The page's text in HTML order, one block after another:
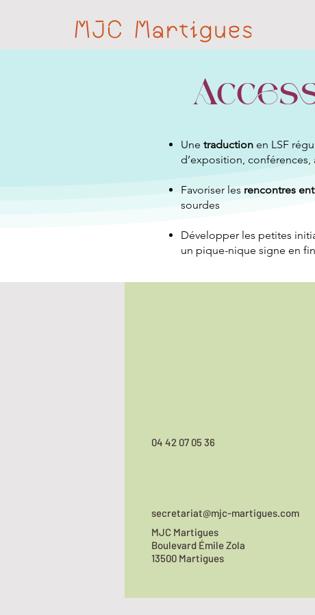
MJC Martigues
Une traduction en LSF
d’exposition,
Favoriser les rencontres
sourdes
Développer les petites
un pique-nique signe en
04 42 07 05 36
secretariat@mjc-martigues.com
MJC Martigues
Boulevard Émile Zola
13500 Martigues